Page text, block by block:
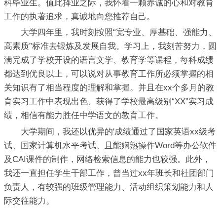
科毕业生。值此择业之际，我怀着一颗赤诚的心和对教育
工作的执著追求，真诚地向您推荐自己。
大学四年里，我时刻按照“宽专业、厚基础、强能力、
高素质”标准去锻炼及发展自我。学习上，我刻苦努力，圆
满完成了学校开设的语言文学、教育学等课程，每科成绩
都达到优良以上，可以说对从事教育工作所必须掌握的相
关知识有了相当程度的理解和掌握。并且在xx个多月的教
育实习工作中表现出色、获得了学校最高级别“XX”实习成
绩，相信有能力胜任中学语文的教育工作。
大学期间，我还以优异的'成绩通过了国家英语xx级考
试、国家计算机水平考试、且能娴熟操作Word等办公软件
及CAI课件的制作，网络检索信息的能力也较强。此外，
我还一直担任学生干部工作，曾当过xx年班长和社团部门
负责人，有较强的班级管理能力、活动组织策划能力和人
际交往能力。